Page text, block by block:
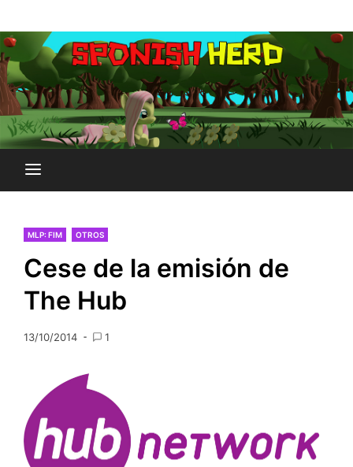
al
contenido
SPONISH HERD
MLP: FIM OTROS
Cese de la emisión de
The Hub
13/10/2014 1